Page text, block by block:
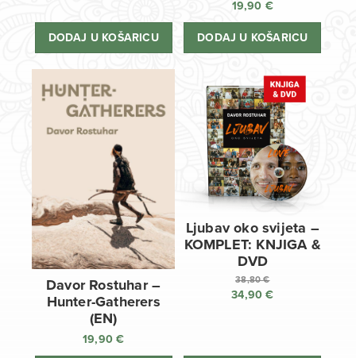
DODAJ U KOŠARICU
19,90 €
DODAJ U KOŠARICU
Davor Rostuhar –
Hunter-Gatherers
(EN)
19,90€
Ljubav oko svijeta –
KOMPLET: KNJIGA &
DVD
38,80€
Izvorna
34,90€